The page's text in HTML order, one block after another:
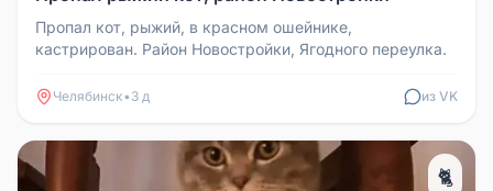
Пропал кот, рыжий, в красном ошейнике,
кастрирован. Район Новостройки, Ягодного переулка.
Челябинск• 3 д из VK
🐈